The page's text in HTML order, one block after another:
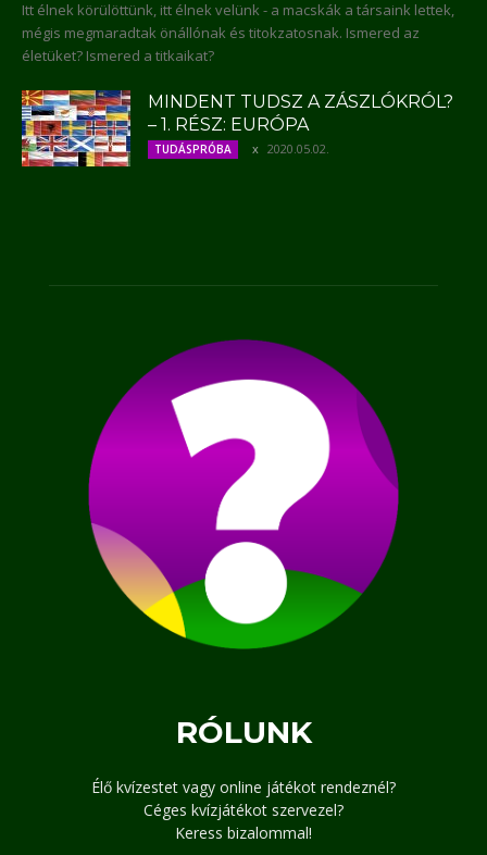
Itt élnek körülöttünk, itt élnek velünk - a macskák a társaink lettek,
mégis megmaradtak önállónak és titokzatosnak. Ismered az
életüket? Ismered a titkaikat?
MINDENT TUDSZ A ZÁSZLÓKRÓL?
– 1. RÉSZ: EURÓPA
TUDÁSPRÓBA 2020.05.02.
RÓLUNK
Élő kvízestet vagy online játékot rendeznél?
Céges kvízjátékot szervezel?
Keress bizalommal!